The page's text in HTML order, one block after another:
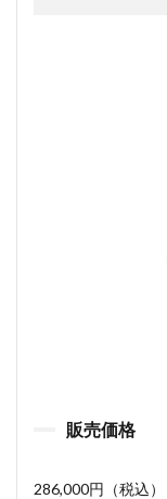
販売価格
286,000円（税込）